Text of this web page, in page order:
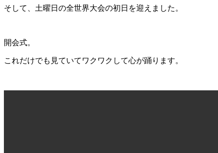
そして、土曜日の全世界大会の初日を迎えました。
開会式。
これだけでも見ていてワクワクして心が踊ります。